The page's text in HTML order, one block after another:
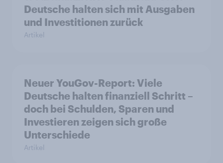
Deutsche halten sich mit Ausgaben
und Investitionen zurück
Artikel
Neuer YouGov-Report: Viele
Deutsche halten finanziell Schritt –
doch bei Schulden, Sparen und
Investieren zeigen sich große
Unterschiede
Artikel